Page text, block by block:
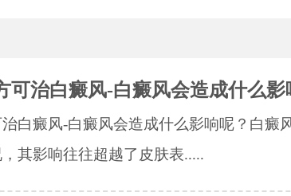
可治白癜风-白癜风会造成什么影
白癜风-白癜风会造成什么影响呢？白癜
其影响往往超越了皮肤表.....